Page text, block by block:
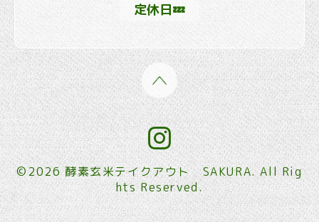
定休日💤
©2026酵素玄米テイクアウト SAKURA. All Rig
hts Reserved.